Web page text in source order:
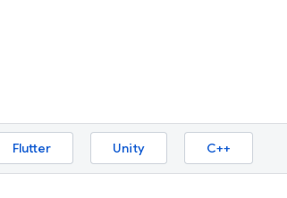
Flutter Unity C++